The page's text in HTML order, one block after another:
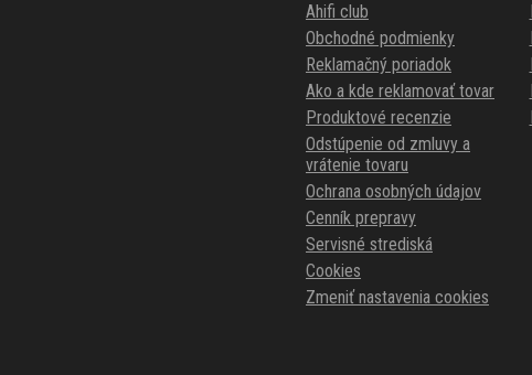
Ahifi club
Obchodné podmienky
Reklamačný poriadok
Ako a kde reklamovať tovar
Produktové recenzie
Odstúpenie od zmluvy a
vrátenie tovaru
Ochrana osobných údajov
Cenník prepravy
Servisné strediská
Cookies
Zmeniť nastavenia cookies